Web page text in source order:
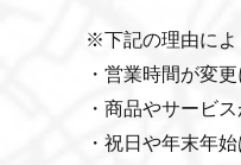
※下記の理由によ
・営業時間が変
・商品やサービ
・祝日や年末年